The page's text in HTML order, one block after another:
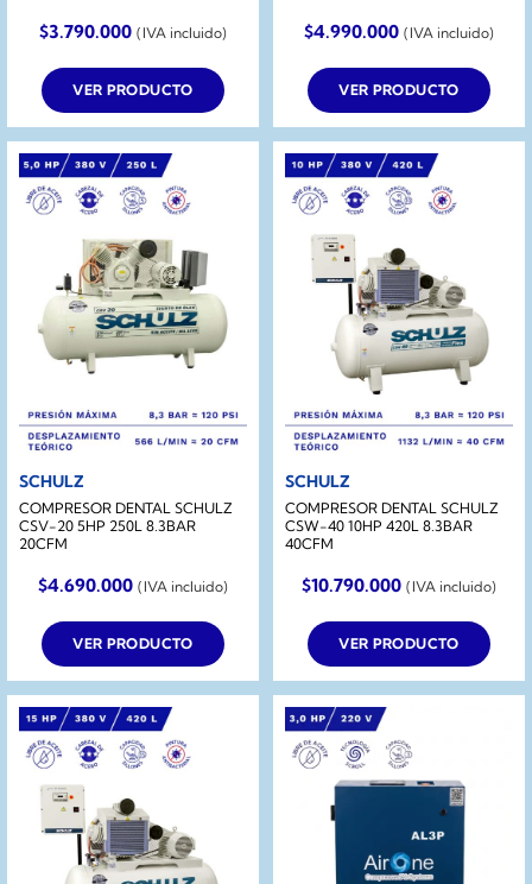
$3.790.000 (IVA incluido)
VER PRODUCTO
$4.990.000 (IVA incluido)
VER PRODUCTO
SCHULZ
COMPRESOR DENTAL SCHULZ
CSV-20 5HP 250L 8.3BAR
20CFM
$4.690.000 (IVA incluido)
VER PRODUCTO
SCHULZ
COMPRESOR DENTAL SCHULZ
CSW-40 10HP 420L 8.3BAR
40CFM
$10.790.000 (IVA incluido)
VER PRODUCTO